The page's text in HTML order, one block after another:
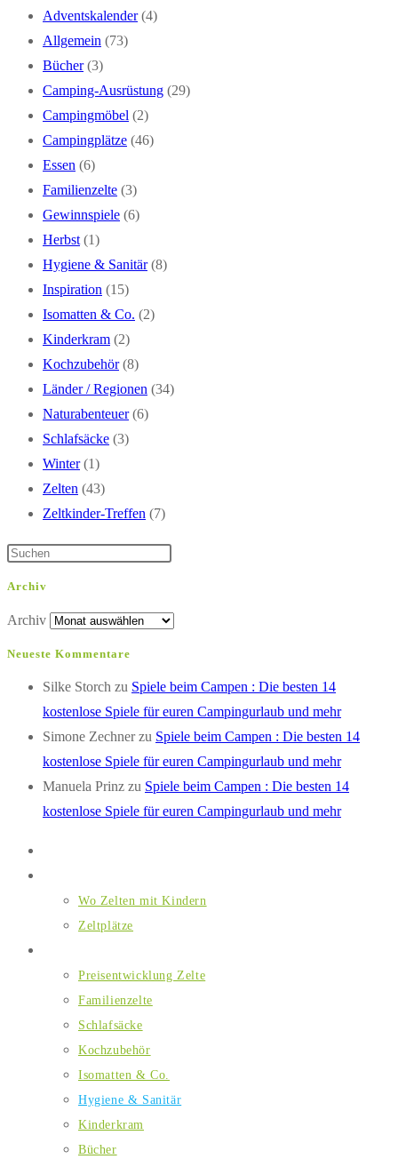
Adventskalender (4)
Allgemein (73)
Bücher (3)
Camping-Ausrüstung (29)
Campingmöbel (2)
Campingplätze (46)
Essen (6)
Familienzelte (3)
Gewinnspiele (6)
Herbst (1)
Hygiene & Sanitär (8)
Inspiration (15)
Isomatten & Co. (2)
Kinderkram (2)
Kochzubehör (8)
Länder / Regionen (34)
Naturabenteuer (6)
Schlafsäcke (3)
Winter (1)
Zelten (43)
Zeltkinder-Treffen (7)
Archiv
Archiv
Neueste Kommentare
Silke Storch zu Spiele beim Campen : Die besten 14
kostenlose Spiele für euren Campingurlaub und mehr
Simone Zechnerzu Spiele beim Campen : Die besten 14
kostenlose Spiele für euren Campingurlaub und mehr
Manuela Prinz zu Spiele beim Campen : Die besten 14
kostenlose Spiele für euren Campingurlaub und mehr
Wo Zelten mit Kindern
Zeltplätze
Preisentwicklung Zelte
Familienzelte
Schlafsäcke
Kochzubehör
Isomatten & Co.
Hygiene & Sanitär
Kinderkram
Bücher